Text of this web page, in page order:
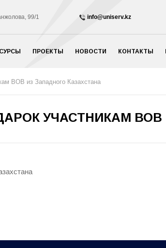
99/1 info@uniserv.kz
ПРОЕКТЫ НОВОСТИ КОНТАКТЫ
ВОВ из Западного Казахстана
УЧАСТНИКАМ ВОВ